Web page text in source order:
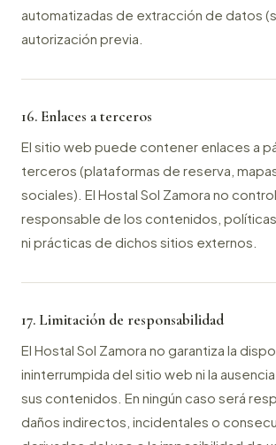
automatizadas de extracción de datos
autorización previa.
16. Enlaces a terceros
El sitio web puede contener enlaces a
terceros (plataformas de reserva,
sociales). El Hostal Sol Zamora no
responsable de los contenidos,
ni prácticas de dichos sitios externos.
17. Limitación de responsabilidad
El Hostal Sol Zamora no garantiza la
ininterrumpida del sitio web ni la
sus contenidos. En ningún caso será
daños indirectos, incidentales o